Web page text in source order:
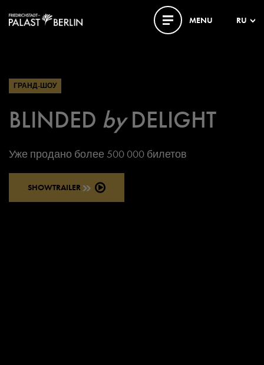
MENU RU
ГРАНД-ШОУ
BLINDED byDELIGHT
Уже продано более 500 000 билетов
SHOWTRAILER